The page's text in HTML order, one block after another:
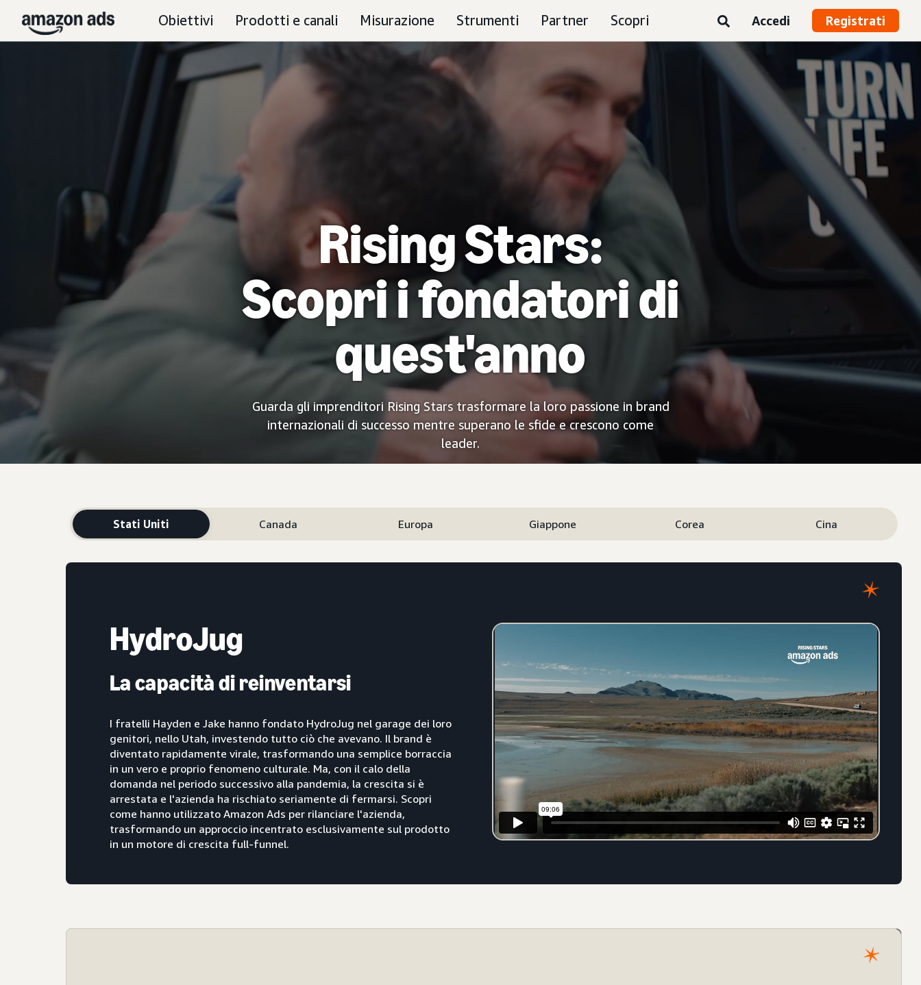
Obiettivi Prodotti e canali Misurazione Strumenti Partner Scopri Accedi Registrati
Rising Stars:
Scopri i fondatori di
quest'anno
Guarda gli imprenditori Rising Stars trasformare la loro passione in brand
internazionali di successo mentre superano le sfide e crescono come
leader.
Stati Uniti Canada Europa Giappone Corea Cina
HydroJug
La capacità di reinventarsi
I fratelli Hayden e Jake hanno fondato HydroJug nel garage dei loro
genitori, nello Utah, investendo tutto ciò che avevano. Il brand è
diventato rapidamente virale, trasformando una semplice borraccia
in un vero e proprio fenomeno culturale. Ma, con il calo della
domanda nel periodo successivo alla pandemia, la crescita si è
arrestata e l'azienda ha rischiato seriamente di fermarsi. Scopri
come hanno utilizzato Amazon Ads per rilanciare l'azienda,
trasformando un approccio incentrato esclusivamente sul prodotto
in un motore di crescita full-funnel.